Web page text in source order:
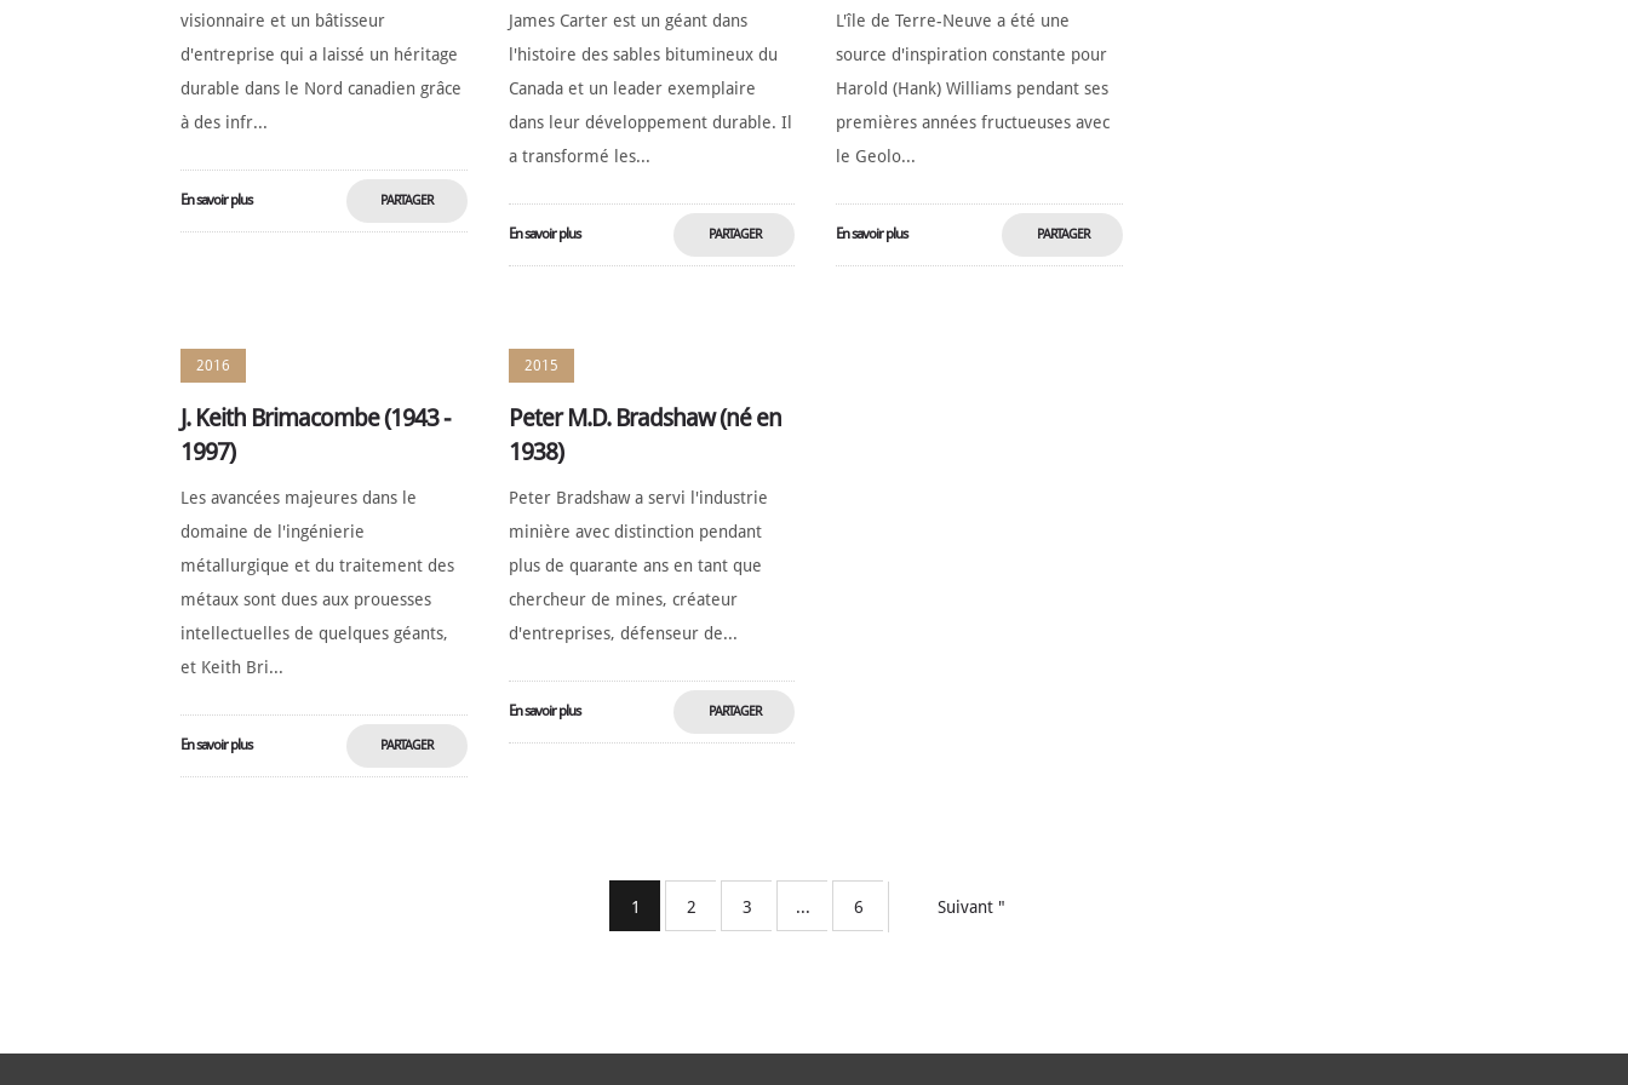
visionnaire et un bâtisseur
d'entreprise qui a laissé un héritage
durable dans le Nord canadien grâce
à des infr...
En savoir plus PARTAGER
James Carter est un géant dans
l'histoire des sables bitumineux du
Canada et un leader exemplaire
dans leur développement durable. Il
a transformé les...
En savoir plus PARTAGER
L'île de Terre-Neuve a été une
source d'inspiration constante pour
Harold (Hank) Williams pendant ses
premières années fructueuses avec
le Geolo...
En savoir plus PARTAGER
2016
J. Keith Brimacombe (1943 -
1997)
Les avancées majeures dans le
domaine de l'ingénierie
métallurgique et du traitement des
métaux sont dues aux prouesses
intellectuelles de quelques géants,
et Keith Bri...
En savoir plus PARTAGER
2015
Peter M.D. Bradshaw (né en
1938)
Peter Bradshaw a servi l'industrie
minière avec distinction pendant
plus de quarante ans en tant que
chercheur de mines, créateur
d'entreprises, défenseur de...
En savoir plus PARTAGER
1 2 3 ... 6 Suivant "